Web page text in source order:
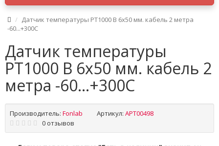
Датчик температуры PT1000 B 6x50 мм. кабель 2 метра
-60...+300C
Датчик температуры
PT1000 B 6x50 мм. кабель 2
метра -60...+300C
Производитель: Fonlab Артикул: APT00498
0 отзывов